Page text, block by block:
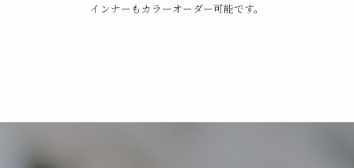
インナーもカラーオーダー可能です。